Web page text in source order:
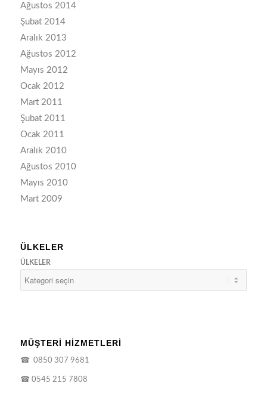
Ağustos 2014
Şubat 2014
Aralık 2013
Ağustos 2012
Mayıs 2012
Ocak 2012
Mart 2011
Şubat 2011
Ocak 2011
Aralık 2010
Ağustos 2010
Mayıs 2010
Mart 2009
ÜLKELER
ÜLKELER
MÜŞTERİ HİZMETLERİ
☎0850 307 9681
☎0545 215 7808